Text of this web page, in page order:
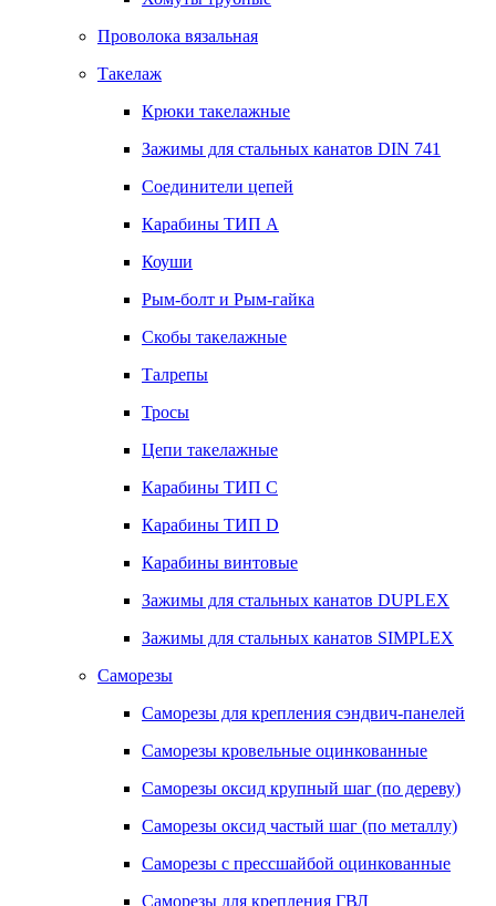
Проволока вязальная
Такелаж
Крюки такелажные
Зажимы для стальных канатов DIN 741
Соединители цепей
Карабины ТИП А
Коуши
Рым-болт и Рым-гайка
Скобы такелажные
Талрепы
Тросы
Цепи такелажные
Карабины ТИП C
Карабины ТИП D
Карабины винтовые
Зажимы для стальных канатов DUPLEX
Зажимы для стальных канатов SIMPLEX
Саморезы
Саморезы для крепления сэндвич-панелей
Саморезы кровельные оцинкованные
Саморезы оксид крупный шаг (по дереву)
Саморезы оксид частый шаг (по металлу)
Саморезы с прессшайбой оцинкованные
Саморезы для крепления ГВЛ